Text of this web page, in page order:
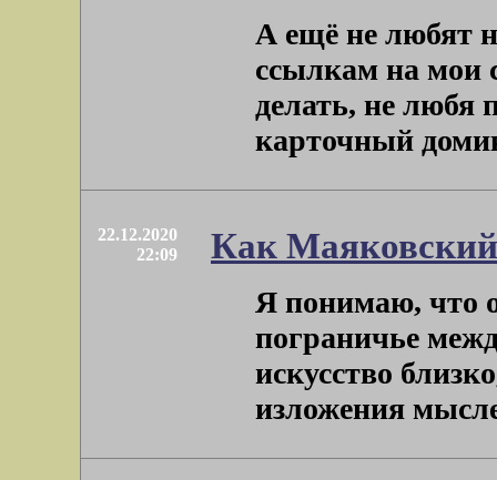
А ещё не любят
ссылкам на мои
делать, не любя
карточный
22.12.2020
22:09
Как
Я понимаю, что
пограничье
искусство
изложения